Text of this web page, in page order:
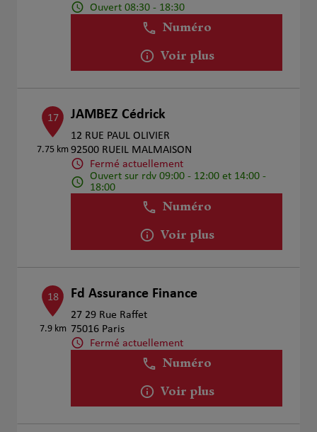
Ouvert 08:30 - 18:30
Numéro
Voir plus
17
7.75 km
JAMBEZ Cédrick
12 RUE PAUL OLIVIER
92500 RUEIL MALMAISON
Fermé actuellement
Ouvert sur rdv 09:00 - 12:00 et 14:00 -
18:00
Numéro
Voir plus
18
7.9 km
Fd Assurance Finance
27 29 Rue Raffet
75016 Paris
Fermé actuellement
Numéro
Voir plus